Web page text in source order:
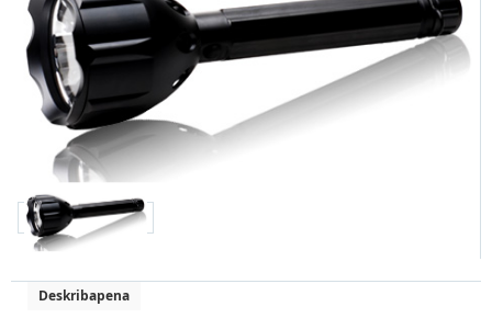
Deskribapena